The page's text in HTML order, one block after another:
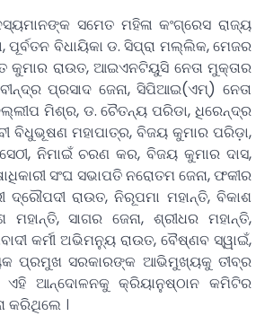
ସମେତ ମହିଳା କଂଗ୍ରେସ ରାଜ୍ୟ
ପୂର୍ବତନ ବିଧାୟିକା ଡ. ସିପ୍ରା ମଲ୍ଲିକ, ମେଜର
କୁମାର ରାଉତ, ଆଇଏନଟିୟୁସି ନେତା ମୁକ୍ତାର
ପ୍ରସାଦ ଜେନା, ସିପିଆଇ(ଏମ୍) ନେତା
ମିଶ୍ର, ଡ. ଚୈତନ୍ୟ ପରିଡା, ଧିରେନ୍ଦ୍ର
ବିଧୁଭୂଷଣ ମହାପାତ୍ର, ବିଜୟ କୁମାର ପରିଡ଼ା,
ନିମାଇଁ ଚରଣ କର, ବିଜୟ କୁମାର ଦାସ,
ସଂଘ ସଭାପତି ନରୋତମ ଜେନା, ଫକୀର
ଦ୍ରୌପଦୀ ରାଉତ, ନିରୂପମା ମହାନ୍ତି, ବିକାଶ
ସାଗର ଜେନା, ଶ୍ରୀଧର ମହାନ୍ତି,
କର୍ମୀ ଅଭିମନ୍ୟୁ ରାଉତ, ବୈଷ୍ଣବ ସ୍ୱାଇଁ,
ପ୍ରମୁଖ ସରକାରଙ୍କ ଆଭିମୁଖ୍ୟକୁ ତୀବ୍ର
ଏହି ଆନ୍ଦୋଳନକୁ କ୍ରିୟାନୁଷ୍ଠାନ କମିଟିର
କରିଥିଲେ ।